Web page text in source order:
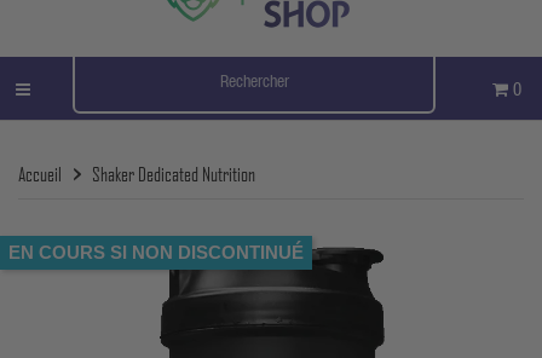
0
Accueil Shaker Dedicated Nutrition
EN COURS SI NON DISCONTINUÉ